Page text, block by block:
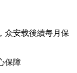
众安载後續每月保
保障